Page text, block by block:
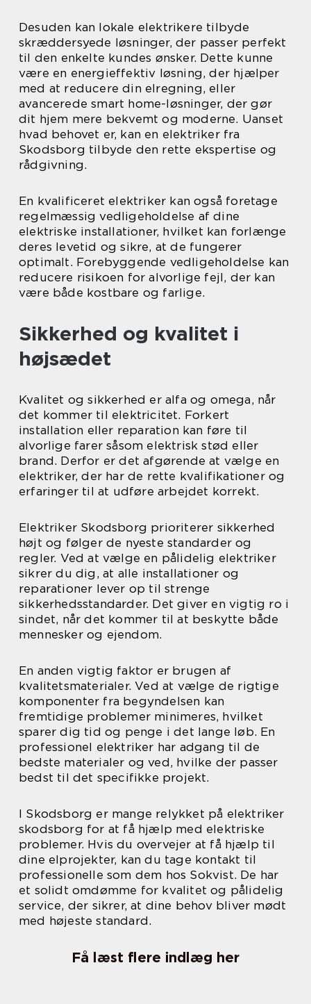
Desuden kan lokale elektrikere tilbyde
skræddersyede løsninger, der passer perfekt
til den enkelte kundes ønsker. Dette kunne
være en energieffektiv løsning, der hjælper
med at reducere din elregning, eller
avancerede smart home-løsninger, der gør
dit hjem mere bekvemt og moderne. Uanset
hvad behovet er, kan en elektriker fra
Skodsborg tilbyde den rette ekspertise og
rådgivning.
En kvalificeret elektriker kan også foretage
regelmæssig vedligeholdelse af dine
elektriske installationer, hvilket kan forlænge
deres levetid og sikre, at de fungerer
optimalt. Forebyggende vedligeholdelse kan
reducere risikoen for alvorlige fejl, der kan
være både kostbare og farlige.
Sikkerhed og kvalitet i
højsædet
Kvalitet og sikkerhed er alfa og omega, når
det kommer til elektricitet. Forkert
installation eller reparation kan føre til
alvorlige farer såsom elektrisk stød eller
brand. Derfor er det afgørende at vælge en
elektriker, der har de rette kvalifikationer og
erfaringer til at udføre arbejdet korrekt.
Elektriker Skodsborg prioriterer sikkerhed
højt og følger de nyeste standarder og
regler. Ved at vælge en pålidelig elektriker
sikrer du dig, at alle installationer og
reparationer lever op til strenge
sikkerhedsstandarder. Det giver en vigtig ro i
sindet, når det kommer til at beskytte både
mennesker og ejendom.
En anden vigtig faktor er brugen af
kvalitetsmaterialer. Ved at vælge de rigtige
komponenter fra begyndelsen kan
fremtidige problemer minimeres, hvilket
sparer dig tid og penge i det lange løb. En
professionel elektriker har adgang til de
bedste materialer og ved, hvilke der passer
bedst til det specifikke projekt.
I Skodsborg er mange relykket på elektriker
skodsborg for at få hjælp med elektriske
problemer. Hvis du overvejer at få hjælp til
dine elprojekter, kan du tage kontakt til
professionelle som dem hos Sokvist. De har
et solidt omdømme for kvalitet og pålidelig
service, der sikrer, at dine behov bliver mødt
med højeste standard.
Få læst flere indlæg her